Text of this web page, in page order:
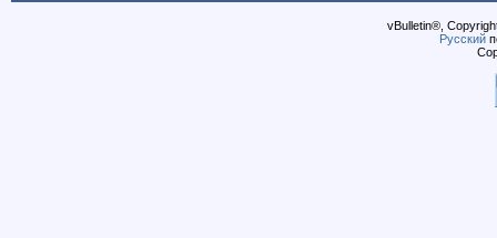
vBulletin®,
Русский